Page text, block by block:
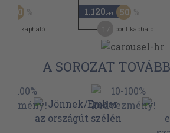
20
pont kapható
1.120 ,-Ft 50
pont kapható
A SOROZAT